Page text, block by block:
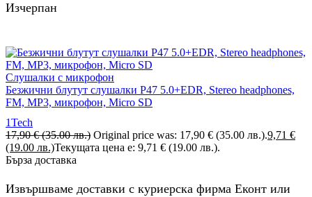
Изчерпан
Слушалки с микрофон
Безжични блутут слушалки P47 5.0+EDR, Stereo headphones,
FM, MP3, микрофон, Micro SD
1Tech
17,90€ (35.00 лв.) Original price was: 17,90 € (35.00 лв.).9,71 €
(19.00 лв.)Текущата цена е: 9,71 € (19.00 лв.).
Бърза доставка
Извършваме доставки с куриерска фирма Еконт или